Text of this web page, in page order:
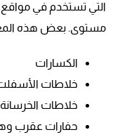
التي تستخدم في مواقع
مستوى. بعض هذه
الكسارات
خلاطات
خلاطات الخرسانة
حفارات عقرب